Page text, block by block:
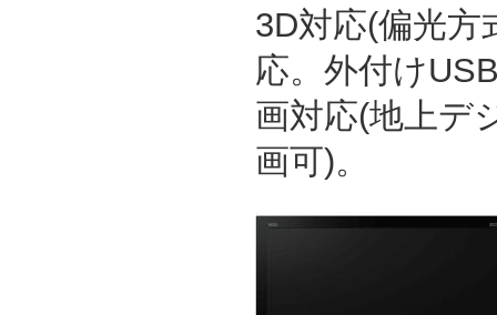
3D対応(偏光方
応。外付け
画対応(地上デ
画可)。